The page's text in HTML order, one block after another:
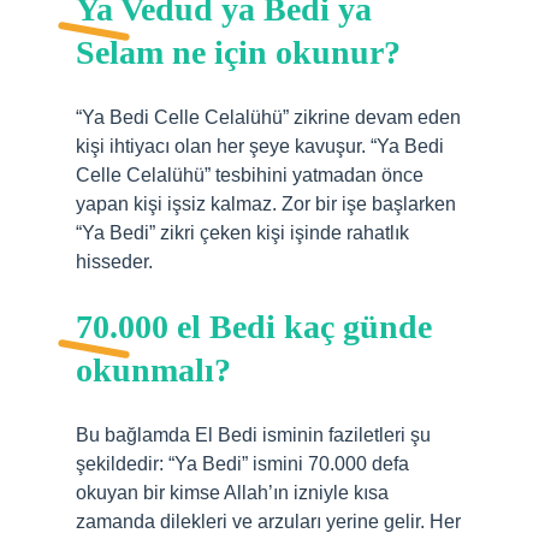
Ya Vedud ya Bedi ya
Selam ne için okunur?
“Ya Bedi Celle Celalühü” zikrine devam eden
kişi ihtiyacı olan her şeye kavuşur. “Ya Bedi
Celle Celalühü” tesbihini yatmadan önce
yapan kişi işsiz kalmaz. Zor bir işe başlarken
“Ya Bedi” zikri çeken kişi işinde rahatlık
hisseder.
70.000 el Bedi kaç günde
okunmalı?
Bu bağlamda El Bedi isminin faziletleri şu
şekildedir: “Ya Bedi” ismini 70.000 defa
okuyan bir kimse Allah’ın izniyle kısa
zamanda dilekleri ve arzuları yerine gelir. Her